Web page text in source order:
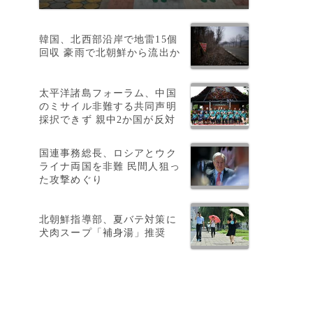
韓国、北西部沿岸で地雷15個
回収 豪雨で北朝鮮から流出か
太平洋諸島フォーラム、中国
のミサイル非難する共同声明
採択できず 親中2か国が反対
国連事務総長、ロシアとウク
ライナ両国を非難 民間人狙っ
た攻撃めぐり
北朝鮮指導部、夏バテ対策に
犬肉スープ「補身湯」推奨